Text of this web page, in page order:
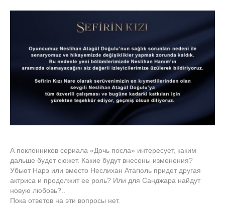
А поклонников сериала «Дочь посла» интересует, каким
дальше будет сюжет. Какие будут внесены изменения?
Убьют Нарэ или вместо Неслихан Атагюль придет другая
актриса и продолжит ее роль? Или для Санджара найдут
новую любовь?..
Пока ответов на эти вопросы нет.